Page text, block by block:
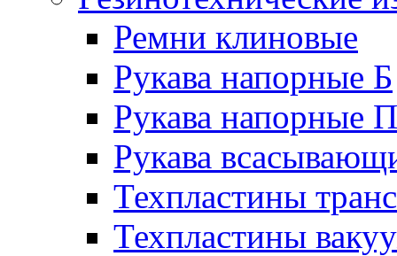
Ремни клиновые
Рукава напорные Б
Рукава напорные П
Рукава
Техпластины
Техпластины